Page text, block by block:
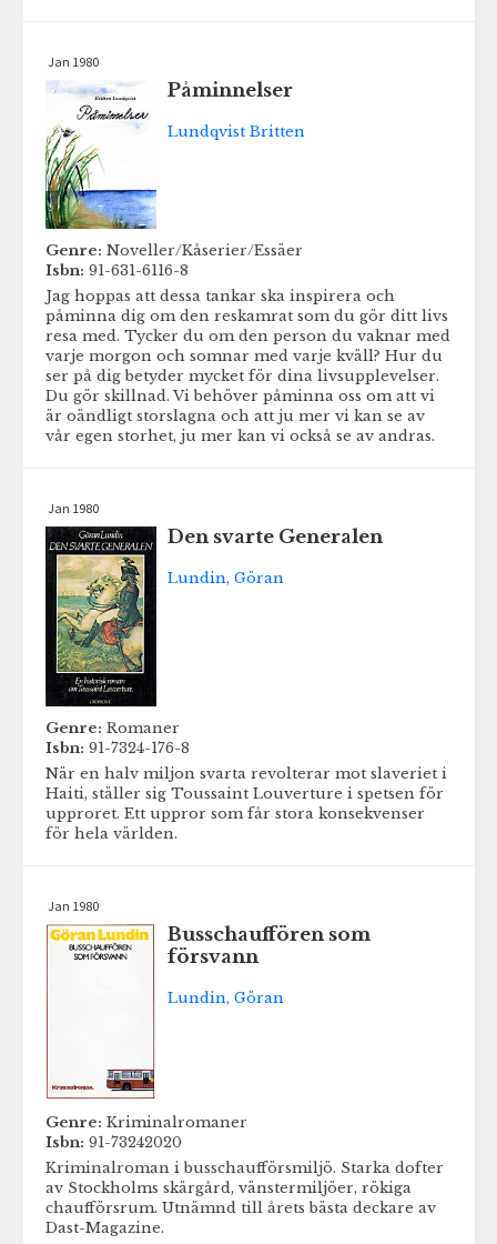
Jan 1980
Påminnelser
Lundqvist Britten
Genre: Noveller/Kåserier/Essäer
Isbn: 91-631-6116-8
Jag hoppas att dessa tankar ska inspirera och
påminna dig om den reskamrat som du gör ditt livs
resa med. Tycker du om den person du vaknar med
varje morgon och somnar med varje kväll? Hur du
ser på dig betyder mycket för dina livsupplevelser.
Du gör skillnad. Vi behöver påminna oss om att vi
är oändligt storslagna och att ju mer vi kan se av
vår egen storhet, ju mer kan vi också se av andras.
Jan 1980
Den svarte Generalen
Lundin, Göran
Genre: Romaner
Isbn: 91-7324-176-8
När en halv miljon svarta revolterar mot slaveriet i
Haiti, ställer sig Toussaint Louverture i spetsen för
upproret. Ett uppror som får stora konsekvenser
för hela världen.
Jan 1980
Busschauffören som
försvann
Lundin, Göran
Genre: Kriminalromaner
Isbn: 91-73242020
Kriminalroman i busschaufförsmiljö. Starka dofter
av Stockholms skärgård, vänstermiljöer, rökiga
chaufförsrum. Utnämnd till årets bästa deckare av
Dast-Magazine.